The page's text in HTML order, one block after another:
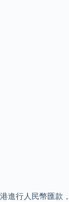
進行人民幣匯款